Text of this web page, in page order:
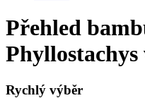
Přehled
Rychlý výběr